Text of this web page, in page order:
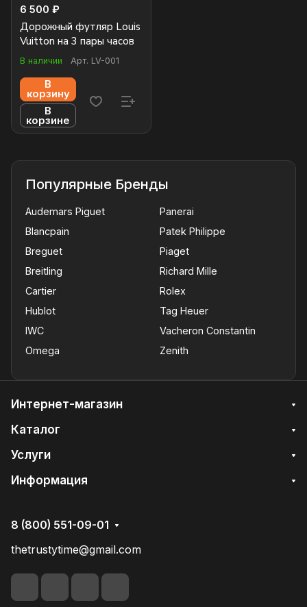
6 500 ₽
Дорожный футляр Louis
Vuitton на 3 пары часов
В наличии Арт. LV-001
В
корзину
В
корзине
Популярные Бренды
Audemars Piguet
Blancpain
Breguet
Breitling
Cartier
Hublot
IWC
Omega
Panerai
Patek Philippe
Piaget
Richard Mille
Rolex
Tag Heuer
Vacheron Constantin
Zenith
Интернет-магазин
Каталог
Услуги
Информация
8 (800) 551-09-01
thetrustytime@gmail.com